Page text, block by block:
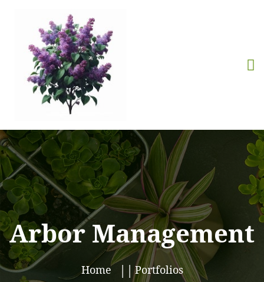
Arbor Management
Home
Portfolios